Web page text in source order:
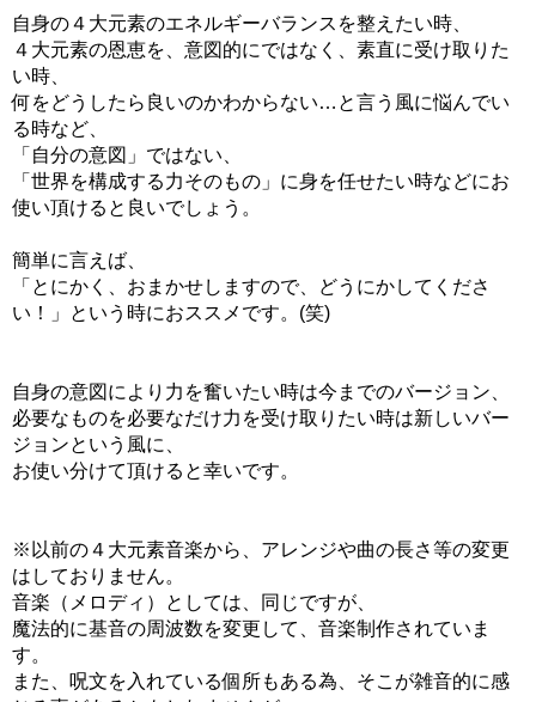
自身の４大元素のエネルギーバランスを整えたい時、
４大元素の恩恵を、意図的にではなく、素直に受け取りた
い時、
何をどうしたら良いのかわからない…と言う風に悩んでい
る時など、
「自分の意図」ではない、
「世界を構成する力そのもの」に身を任せたい時などにお
使い頂けると良いでしょう。
簡単に言えば、
「とにかく、おまかせしますので、どうにかしてくださ
い！」という時におススメです。(笑)
自身の意図により力を奮いたい時は今までのバージョン、
必要なものを必要なだけ力を受け取りたい時は新しいバー
ジョンという風に、
お使い分けて頂けると幸いです。
※以前の４大元素音楽から、アレンジや曲の長さ等の変更
はしておりません。
音楽（メロディ）としては、同じですが、
魔法的に基音の周波数を変更して、音楽制作されていま
す。
また、呪文を入れている個所もある為、そこが雑音的に感